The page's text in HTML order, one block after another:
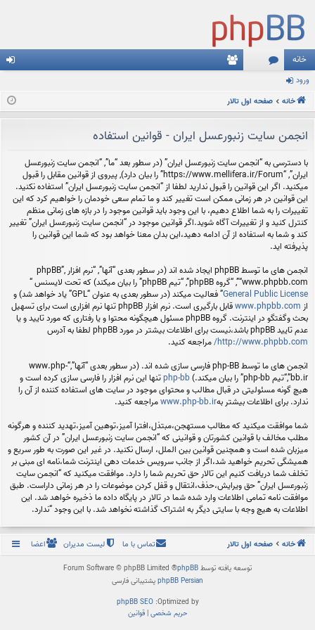
خانه
م
ن
ها
ضا
د
ورود
خانه
صفحه اول تالار
انجمن سایت زنبورعسل ایران - قوانین استفاده
با دسترسی به “انجمن سایت زنبورعسل ایران” (در سطور بعد “ما”, “انجمن سایت زنبورعسل
ایران”, “https://www.mellifera.ir/Forum” را بیان دارد), پیروی از قوانین مقابل را قبول
میکنید. اگر این قوانین را قبول ندارید لطفا از “انجمن سایت زنبورعسل ایران” استفاده نکنید.
این قوانین در هر زمانی ممکن است تغییر کند و ما تمام سعی خودمان را خواهیم کرد که این
تغییرات را به شما اطلاع دهیم، با این وجود باید قوانین موجود را در بازه های زمانی منظم
کنترل کنید و از تغییرات آگاه شوید.اگر قوانین موجود در “انجمن سایت زنبورعسل ایران” تغییر
کند و شما به استفاده از آن ادامه دهید،این بدان معنا خواهد بود که شما این قوانین را
پذیرفته اید.
انجمن های ما توسط phpBB ایجاد شده اند (در سطور بعدی “آنها”, “نرم افزار phpBB”,
“www.phpbb.com”, “گروه phpBB”, “تیم phpBB” را بیان میکند) که تحت لایسنس “
General Public License
” فعالیت میکند (در سطور بعدی به عنوان “GPL” یاد خواهد شد) و
از www.phpbb.com
قابل بارگیری است. نرم افزار phpBB تنها نرم افزاری است برای تسهیل
بحث وگفتگو در اینترنت. گروه phpBB مسئول هیچگونه محتوا و یا رفتاری که مورد تایید و یا
عدم تایید phpBB باشد،نیست برای اطلاعات بیشتر در مورد phpBB لطفا به آدرس
http://www.phpbb.com/ مراجعه کنید.
انجمن های ما توسط php-BB فارسی سازی شده اند. (در سطور بعدی “آنها”,“www.php-
bb.ir”,“تیم php-bb” را بیان میکند.)
php-bbتنها این نرم افزار را فارسی سازی کرده است و
هیچ گونه مسئولیتی در قبال مطالب و محتوای موجود در سایت های استفاده کننده از آن را
ندارد. برای اطلاعات بیشتر بهwww.php-bb.irمراجعه کنید.
شما موافقت میکنید که مطالب مستهجن،مبتذل،افترا آمیز،توهین آمیز،تهدید کننده و هرگونه
مطلب مخالف با قوانین کشورتان و قوانینی که “انجمن سایت زنبورعسل ایران” در آن کشور
میزبان شده است و همچنین قوانین بین الملل، ارسال نکنید. در غیر این صورت به طور سریع و
همیشگی تحریم خواهید شد،اگر از جانب سرویس خدمات دهی اینترنت شما،نامه ای مبنی بر
تخلف شما دریافت کنیم این تالار حق تحریم شما را دارد. موافقت میکنید که “انجمن سایت
زنبورعسل ایران” حق ویرایش،حذف،انتقال و قفل کردن موضوعات را در هر زمانی داراست. طبق
موافقت نامه تمامی اطلاعات وارد شده شما در تالار در پایگاه داده ما ذخیره خواهد شد. این
اطلاعات به هیچ وجه با سایتی دیگر به اشتراک گذاشته نخواهد شد. با این وجود “ندارد.
خانه صفحه اول تالار اعضا لیست مدیران تماس با ما
توسعه یافته توسطphpBB
® Forum Software © phpBB Limited
phpBB Persianپشتیبانی فارسی
Optimized by:
phpBB SEO
حریم شخصی|قوانین